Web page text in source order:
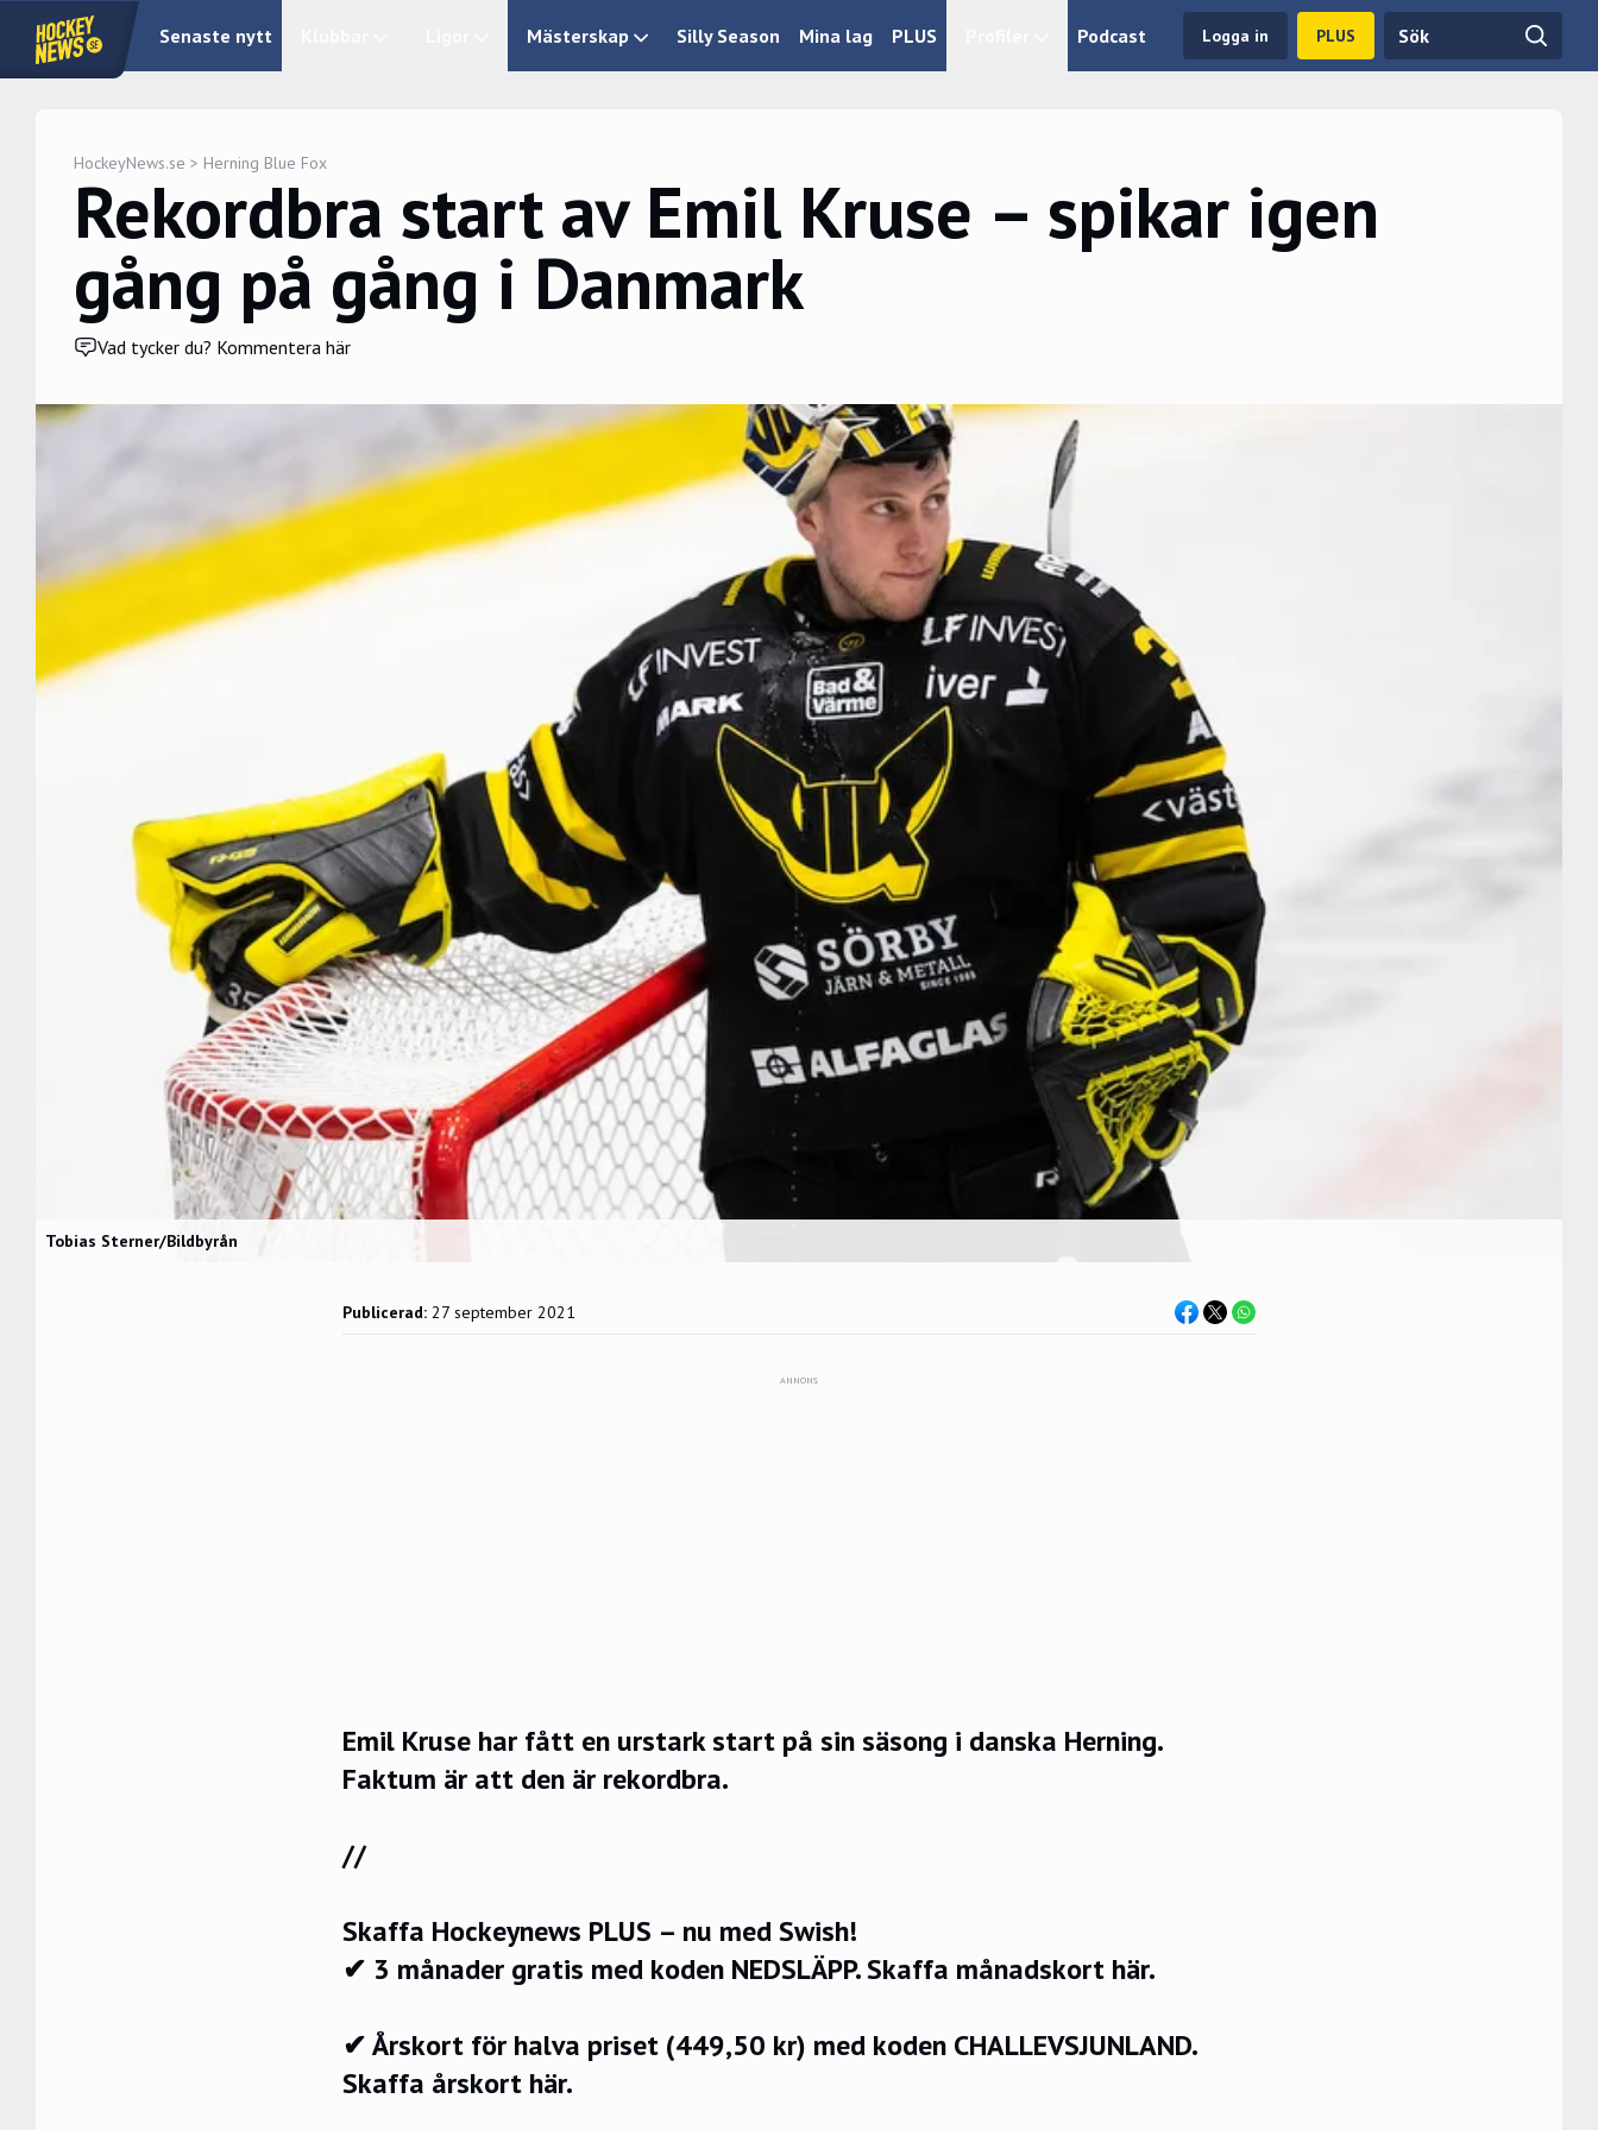
Senaste nytt Mästerskap Silly Season Mina lag PLUS Podcast Logga in PLUS
HockeyNews.se > Herning Blue Fox
Rekordbra start av Emil Kruse – spikar igen
gång på gång i Danmark
Vad tycker du? Kommentera här
Tobias Sterner/Bildbyrån
Publicerad: 27 september 2021
ANNONS
Emil Kruse har fått en urstark start på sin säsong i danska Herning.
Faktum är att den är rekordbra.
//
Skaffa Hockeynews PLUS – nu med Swish!
✔ 3 månader gratis med koden NEDSLÄPP.Skaffa månadskort här.
✔ Årskort för halva priset (449,50 kr) med koden CHALLEVSJUNLAND.
Skaffa årskort här.